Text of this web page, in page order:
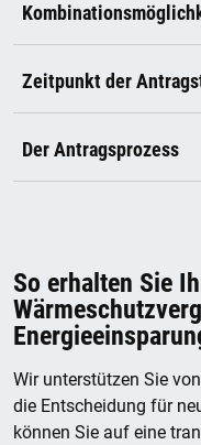
Zeitpunkt der
Der Antragsprozess
So erhalten Sie
Wir unterstützen Sie
die Entscheidung für
können Sie auf eine